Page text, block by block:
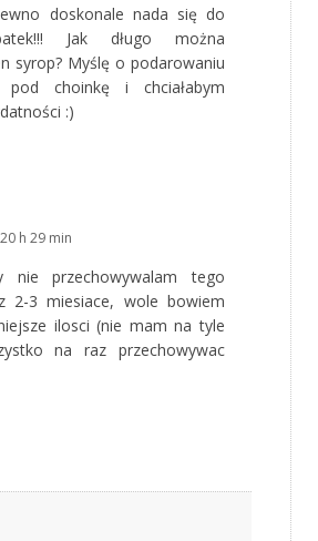
doskonale nada się do
Jak długo można
syrop? Myślę o podarowaniu
pod choinkę i chciałabym
:)
h 29 min
nie przechowywalam tego
2-3 miesiace, wole bowiem
ilosci (nie mam na tyle
na raz przechowywac